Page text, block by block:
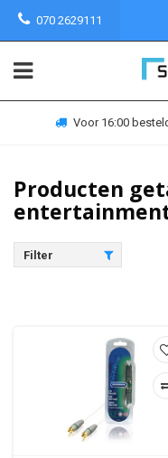
070 2629111
Voor 16:00
Producten
Filter